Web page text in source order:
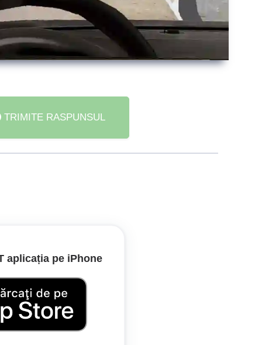
TRIMITE RASPUNSUL
aplicația pe iPhone